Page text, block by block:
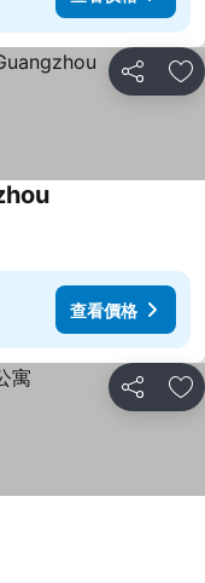
分享 加
查看價格
查看價格
分享 加